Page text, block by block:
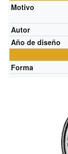
Motivo
Autor
Año de diseño
Forma